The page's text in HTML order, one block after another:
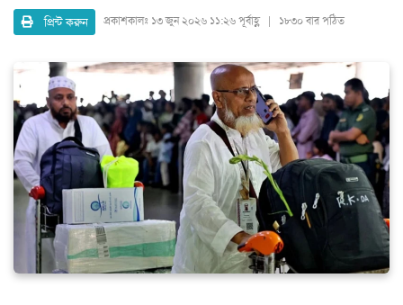
প্রিন্ট করুন প্রকাশকালঃ ১৩ জুন ২০২৬ ১১:২৬ পূর্বাহ্ণ | ১৮৩০ বার পঠিত